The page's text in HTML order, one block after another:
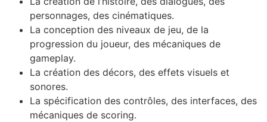
personnages, des cinématiques.
La conception des niveaux de jeu, de la
progression du joueur, des mécaniques de
gameplay.
La création des décors, des effets visuels et
sonores.
La spécification des contrôles, des interfaces, des
mécaniques de scoring.